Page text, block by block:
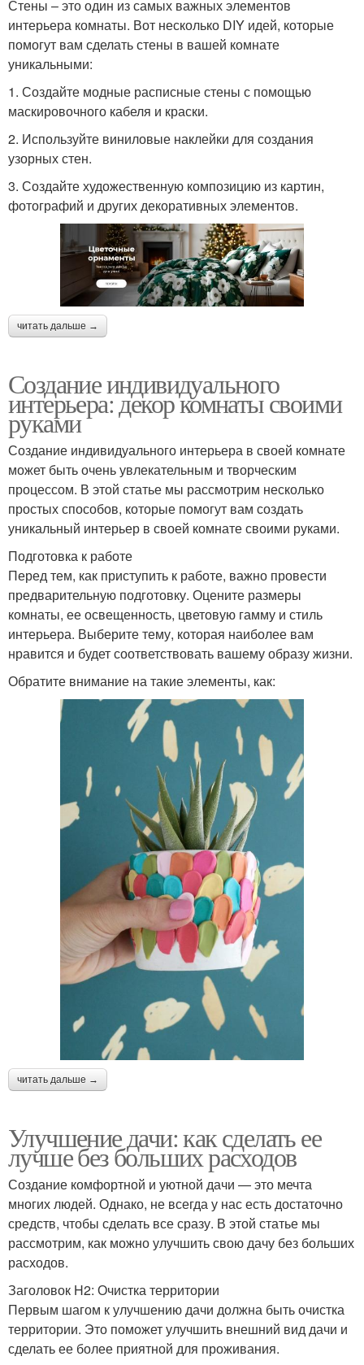
Стены – это один из самых важных элементов
интерьера комнаты. Вот несколько DIY идей, которые
помогут вам сделать стены в вашей комнате
уникальными:
1. Создайте модные расписные стены с помощью
маскировочного кабеля и краски.
2. Используйте виниловые наклейки для создания
узорных стен.
3. Создайте художественную композицию из картин,
фотографий и других декоративных элементов.
читать дальше →
Создание индивидуального
интерьера: декор комнаты своими
руками
Создание индивидуального интерьера в своей комнате
может быть очень увлекательным и творческим
процессом. В этой статье мы рассмотрим несколько
простых способов, которые помогут вам создать
уникальный интерьер в своей комнате своими руками.
Подготовка к работе
Перед тем, как приступить к работе, важно провести
предварительную подготовку. Оцените размеры
комнаты, ее освещенность, цветовую гамму и стиль
интерьера. Выберите тему, которая наиболее вам
нравится и будет соответствовать вашему образу жизни.
Обратите внимание на такие элементы, как:
читать дальше →
Улучшение дачи: как сделать ее
лучше без больших расходов
Создание комфортной и уютной дачи — это мечта
многих людей. Однако, не всегда у нас есть достаточно
средств, чтобы сделать все сразу. В этой статье мы
рассмотрим, как можно улучшить свою дачу без больших
расходов.
Заголовок H2: Очистка территории
Первым шагом к улучшению дачи должна быть очистка
территории. Это поможет улучшить внешний вид дачи и
сделать ее более приятной для проживания.